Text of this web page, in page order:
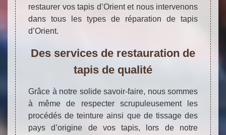
restaurer vos tapis d’Orient et nous intervenons
dans tous les types de réparation de tapis
d’Orient.
Des services de restauration de
tapis de qualité
Grâce à notre solide savoir-faire, nous sommes
à même de respecter scrupuleusement les
procédés de teinture ainsi que de tissage des
pays d’origine de vos tapis, lors de notre